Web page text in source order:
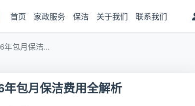
首页 家政服务 保洁 关于我们 联系我们
年包月保洁...
包月保洁费用全解析